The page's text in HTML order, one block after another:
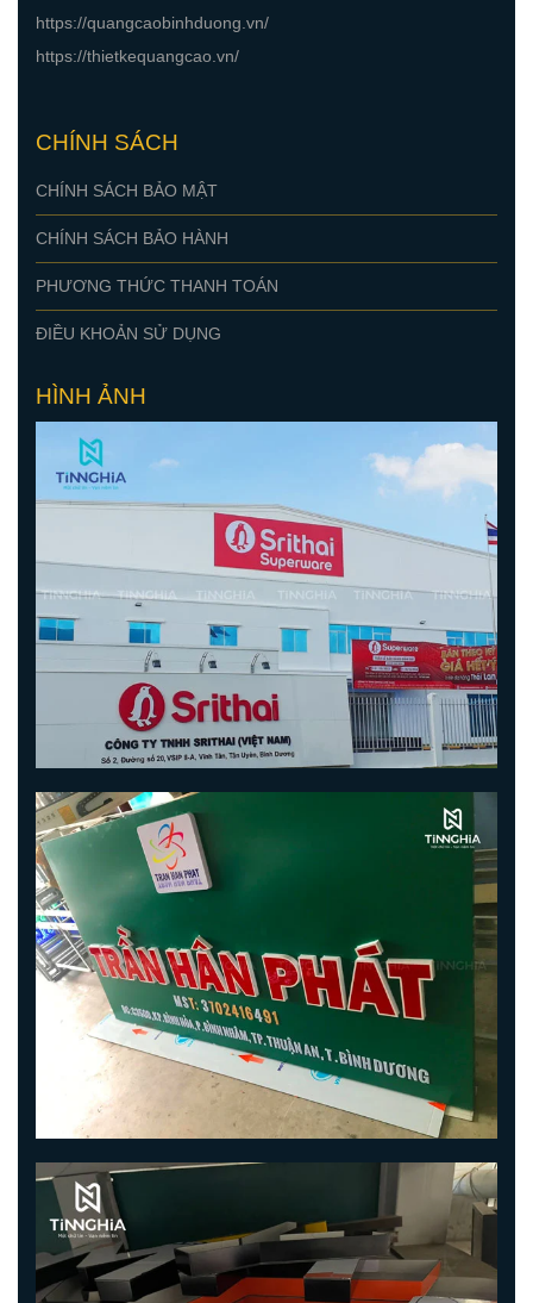
https://quangcaobinhduong.vn/
https://thietkequangcao.vn/
CHÍNH SÁCH
CHÍNH SÁCH BẢO MẬT
CHÍNH SÁCH BẢO HÀNH
PHƯƠNG THỨC THANH TOÁN
ĐIỀU KHOẢN SỬ DỤNG
HÌNH ẢNH